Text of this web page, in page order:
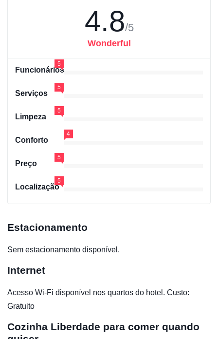
4.8/5
Wonderful
Funcionários
5
Serviços
5
Limpeza
5
Conforto
4
Preço
5
Localização
5
Estacionamento
Sem estacionamento disponível.
Internet
Acesso Wi-Fi disponível nos quartos do hotel. Custo:
Gratuito
Cozinha Liberdade para comer quando